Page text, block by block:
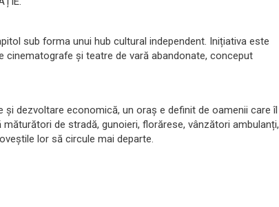
sub forma unui hub cultural independent. Inițiativa este
cinematografe și teatre de vară abandonate, conceput
dezvoltare economică, un oraș e definit de oamenii care îl
de stradă, gunoieri, florărese, vânzători ambulanți,
lor să circule mai departe.